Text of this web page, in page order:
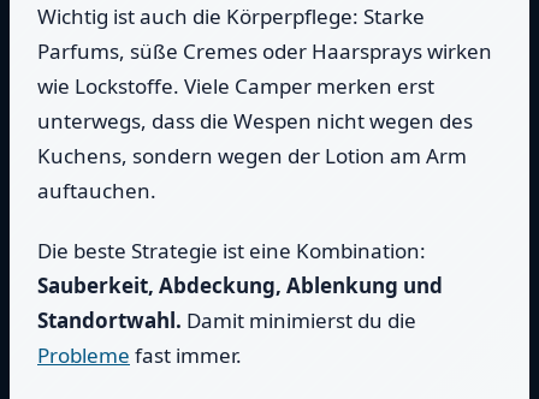
Wichtig ist auch die Körperpflege: Starke
Parfums, süße Cremes oder Haarsprays wirken
wie Lockstoffe. Viele Camper merken erst
unterwegs, dass die Wespen nicht wegen des
Kuchens, sondern wegen der Lotion am Arm
auftauchen.
Die beste Strategie ist eine Kombination:
Sauberkeit, Abdeckung, Ablenkung und
Standortwahl. Damit minimierst du die
Probleme fast immer.